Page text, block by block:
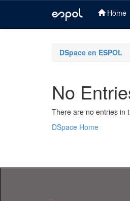
Home
DSpace en ESPOL
No
There are no entries in
DSpace Home